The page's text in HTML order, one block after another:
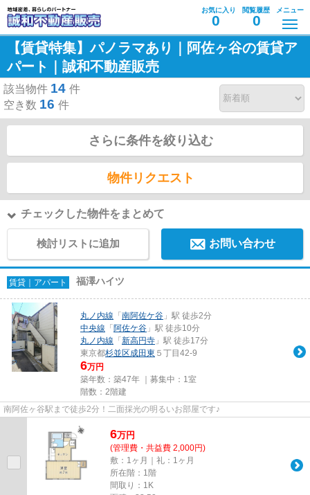
お気に入り
0
閲覧履歴
0
メニュー
【賃貸特集】パノラマあり｜阿佐ヶ谷の賃貸ア
パート｜誠和不動産販売
該当物件 14 件
空き数 16 件
さらに条件を絞り込む
物件リクエスト
チェックした物件をまとめて
検討リストに追加 お問い合わせ
賃貸｜アパート 福澤ハイツ
丸ノ内線 「 南阿佐ケ谷 」駅 徒歩2分
中央線 「 阿佐ケ谷 」駅 徒歩10分
丸ノ内線 「 新高円寺 」駅 徒歩17分
東京都杉並区成田東 ５丁目42-9
6万円
築年数：築47年 ｜募集中： 1室
階数：2階建
南阿佐ヶ谷駅まで徒歩2分！二面採光の明るいお部屋です♪
6万円
(管理費・共益費 2,000円)
敷：1ヶ月｜礼：1ヶ月
所在階：1階
間取り：1K